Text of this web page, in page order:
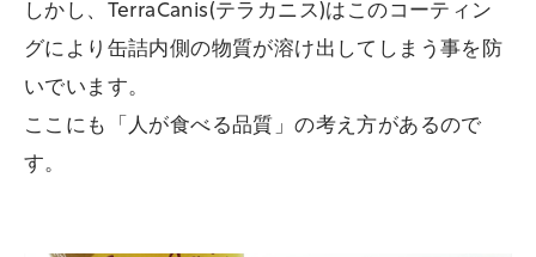
しかし、TerraCanis(テラカニス)はこのコーティン
グにより缶詰内側の物質が溶け出してしまう事を防
いでいます。
ここにも「人が食べる品質」の考え方があるので
す。